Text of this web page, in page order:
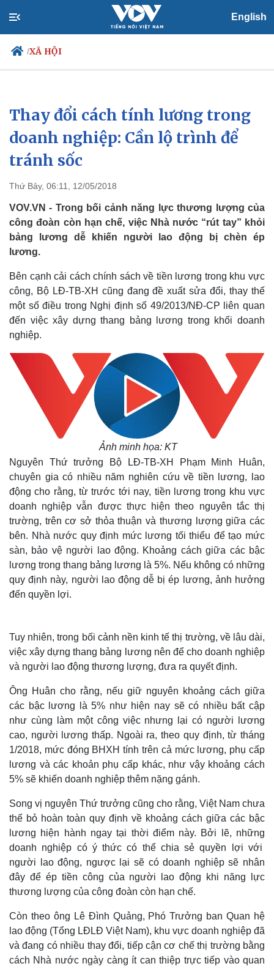
English
/XÃ HỘI
Chính trị
Đảng
Tổ chức nhân sự
Quốc hội
Xã hội
Tin 24h
Dự báo thời tiết
Thay đổi cách tính lương trong
doanh nghiệp: Cần lộ trình để
tránh sốc
Thứ Bảy, 06:11, 12/05/2018
VOV.VN - Trong bối cảnh năng lực thương lượng của
công đoàn còn hạn chế, việc Nhà nước “rút tay” khỏi
bảng lương dễ khiến người lao động bị chèn ép
lương.
Bên cạnh cải cách chính sách về tiền lương trong khu vực
công, Bộ LĐ-TB-XH cũng đang đề xuất sửa đổi, thay thế
một số điều trong Nghị định số 49/2013/NĐ-CP liên quan
đến việc xây dựng thang bảng lương trong khối doanh
nghiệp.
Ảnh minh họa: KT
Nguyên Thứ trưởng Bộ LĐ-TB-XH Phạm Minh Huân,
chuyên gia có nhiều năm nghiên cứu về tiền lương, lao
động cho rằng, từ trước tới nay, tiền lương trong khu vực
doanh nghiệp vẫn được thực hiện theo nguyên tắc thị
trường, trên cơ sở thỏa thuận và thương lượng giữa các
bên. Nhà nước quy định mức lương tối thiểu để tạo mức
sàn, bảo vệ người lao động. Khoảng cách giữa các bậc
lương trong thang bảng lương là 5%. Nếu không có những
quy định này, người lao động dễ bị ép lương, ảnh hưởng
đến quyền lợi.
Tuy nhiên, trong bối cảnh nền kinh tế thị trường, về lâu dài,
việc xây dựng thang bảng lương nên để cho doanh nghiệp
và người lao động thương lượng, đưa ra quyết định.
Ông Huân cho rằng, nếu giữ nguyên khoảng cách giữa
các bậc lương là 5% như hiện nay sẽ có nhiều bất cập
như cùng làm một công việc nhưng lại có người lương
cao, người lương thấp. Ngoài ra, theo quy định, từ tháng
1/2018, mức đóng BHXH tính trên cả mức lương, phụ cấp
lương và các khoản phụ cấp khác, như vậy khoảng cách
5% sẽ khiến doanh nghiệp thêm nặng gánh.
Song vị nguyên Thứ trưởng cũng cho rằng, Việt Nam chưa
thể bỏ hoàn toàn quy định về khoảng cách giữa các bậc
lương hiện hành ngay tại thời điểm này. Bởi lẽ, những
doanh nghiệp có ý thức có thể chia sẻ quyền lợi với
người lao động, ngược lại sẽ có doanh nghiệp sẽ nhân
đây để ép tiền công của người lao động khi năng lực
thương lượng của công đoàn còn hạn chế.
Còn theo ông Lê Đình Quảng, Phó Trưởng ban Quan hệ
lao động (Tổng LĐLĐ Việt Nam), khu vực doanh nghiệp đã
và đang có nhiều thay đổi, tiếp cận cơ chế thị trường bằng
cách Nhà nước ngày càng ít can thiệp trực tiếp vào quan